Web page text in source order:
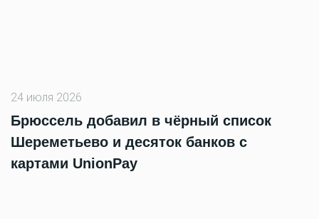
24 июля 2026
Брюссель добавил в чёрный список
Шереметьево и десяток банков с
картами UnionPay